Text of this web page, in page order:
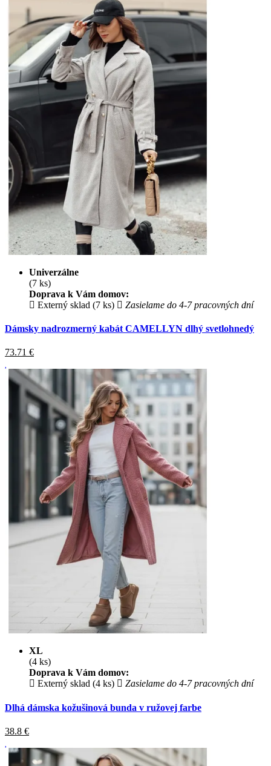
Univerzálne
(7 ks)
Doprava k Vám domov:
Externý sklad (7 ks)
Zasielame do 4-7 pracovných dní
Dámsky nadrozmerný kabát CAMELLYN dlhý svetlohnedý
73.71 €
XL
(4 ks)
Doprava k Vám domov:
Externý sklad (4 ks)
Zasielame do 4-7 pracovných dní
Dlhá dámska kožušinová bunda v ružovej farbe
38.8 €